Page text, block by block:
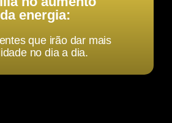
da energia:
que irão dar mais
no dia a dia.